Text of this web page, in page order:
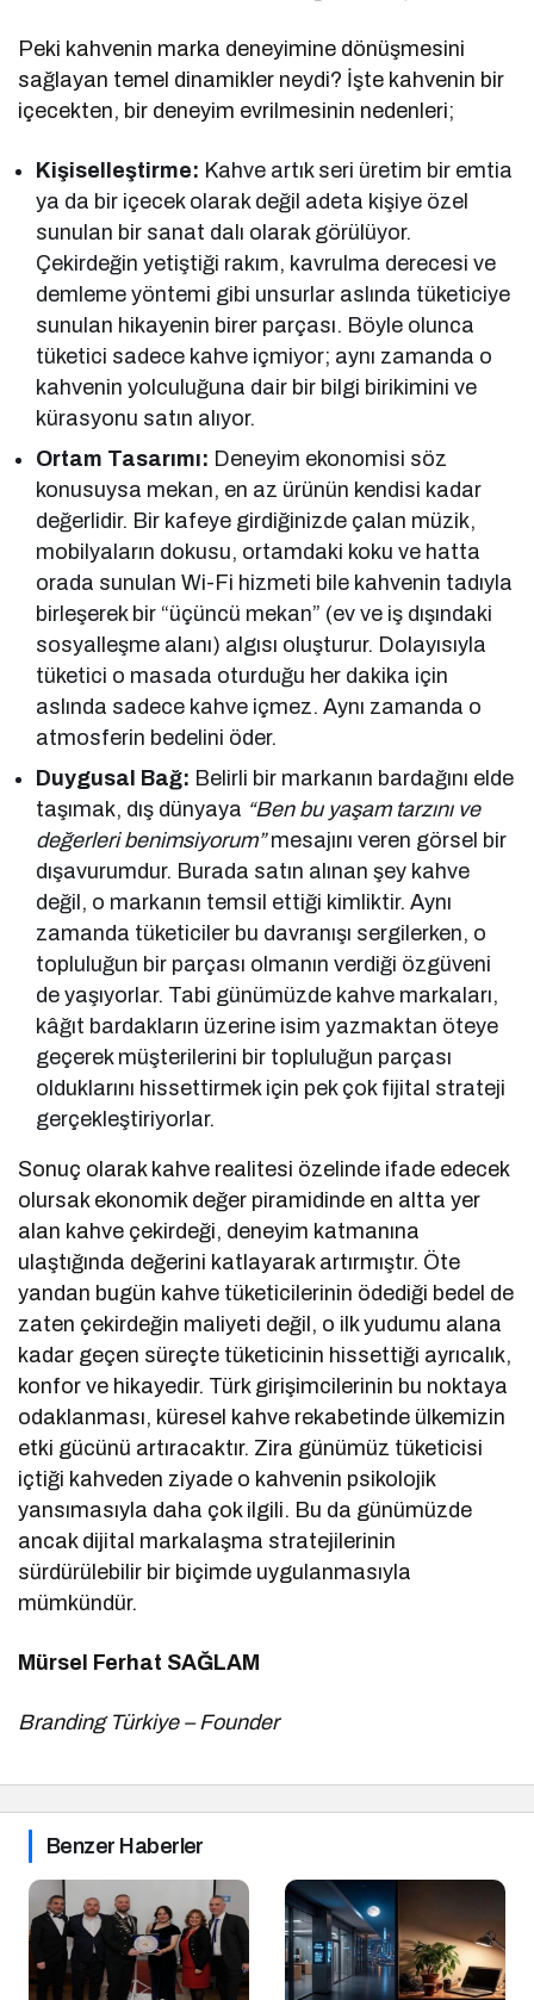
Peki kahvenin marka deneyimine dönüşmesini
sağlayan temel dinamikler neydi? İşte kahvenin bir
içecekten, bir deneyim evrilmesinin nedenleri;
Kişiselleştirme: Kahve artık seri üretim bir emtia
ya da bir içecek olarak değil adeta kişiye özel
sunulan bir sanat dalı olarak görülüyor.
Çekirdeğin yetiştiği rakım, kavrulma derecesi ve
demleme yöntemi gibi unsurlar aslında tüketiciye
sunulan hikayenin birer parçası. Böyle olunca
tüketici sadece kahve içmiyor; aynı zamanda o
kahvenin yolculuğuna dair bir bilgi birikimini ve
kürasyonu satın alıyor.
Ortam Tasarımı: Deneyim ekonomisi söz
konusuysa mekan, en az ürünün kendisi kadar
değerlidir. Bir kafeye girdiğinizde çalan müzik,
mobilyaların dokusu, ortamdaki koku ve hatta
orada sunulan Wi-Fi hizmeti bile kahvenin tadıyla
birleşerek bir “üçüncü mekan” (ev ve iş dışındaki
sosyalleşme alanı) algısı oluşturur. Dolayısıyla
tüketici o masada oturduğu her dakika için
aslında sadece kahve içmez. Aynı zamanda o
atmosferin bedelini öder.
Duygusal Bağ: Belirli bir markanın bardağını elde
taşımak, dış dünyaya “Ben bu yaşam tarzını ve
değerleri benimsiyorum”mesajını veren görsel bir
dışavurumdur. Burada satın alınan şey kahve
değil, o markanın temsil ettiği kimliktir. Aynı
zamanda tüketiciler bu davranışı sergilerken, o
topluluğun bir parçası olmanın verdiği özgüveni
de yaşıyorlar. Tabi günümüzde kahve markaları,
kâğıt bardakların üzerine isim yazmaktan öteye
geçerek müşterilerini bir topluluğun parçası
olduklarını hissettirmek için pek çok fijital strateji
gerçekleştiriyorlar.
Sonuç olarak kahve realitesi özelinde ifade edecek
olursak ekonomik değer piramidinde en altta yer
alan kahve çekirdeği, deneyim katmanına
ulaştığında değerini katlayarak artırmıştır. Öte
yandan bugün kahve tüketicilerinin ödediği bedel de
zaten çekirdeğin maliyeti değil, o ilk yudumu alana
kadar geçen süreçte tüketicinin hissettiği ayrıcalık,
konfor ve hikayedir. Türk girişimcilerinin bu noktaya
odaklanması, küresel kahve rekabetinde ülkemizin
etki gücünü artıracaktır. Zira günümüz tüketicisi
içtiği kahveden ziyade o kahvenin psikolojik
yansımasıyla daha çok ilgili. Bu da günümüzde
ancak dijital markalaşma stratejilerinin
sürdürülebilir bir biçimde uygulanmasıyla
mümkündür.
Mürsel Ferhat SAĞLAM
Branding Türkiye – Founder
Benzer Haberler